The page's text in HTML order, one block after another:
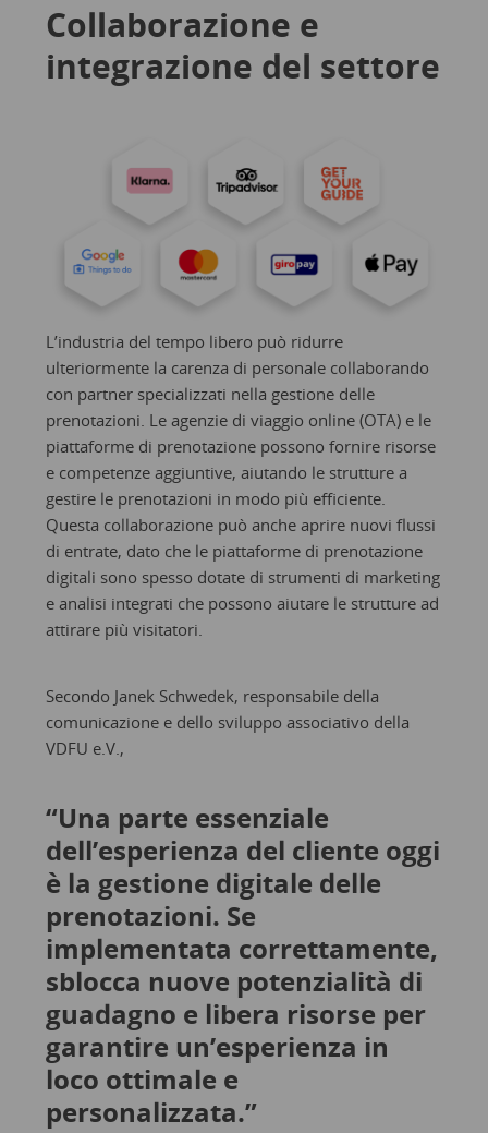
Collaborazione e
integrazione del settore
L’industria del tempo libero può ridurre
ulteriormente la carenza di personale collaborando
con partner specializzati nella gestione delle
prenotazioni. Le agenzie di viaggio online (OTA) e le
piattaforme di prenotazione possono fornire risorse
e competenze aggiuntive, aiutando le strutture a
gestire le prenotazioni in modo più efficiente.
Questa collaborazione può anche aprire nuovi flussi
di entrate, dato che le piattaforme di prenotazione
digitali sono spesso dotate di strumenti di marketing
e analisi integrati che possono aiutare le strutture ad
attirare più visitatori.
Secondo Janek Schwedek, responsabile della
comunicazione e dello sviluppo associativo della
VDFU e.V.,
“Una parte essenziale
dell’esperienza del cliente oggi
è la gestione digitale delle
prenotazioni. Se
implementata correttamente,
sblocca nuove potenzialità di
guadagno e libera risorse per
garantire un’esperienza in
loco ottimale e
personalizzata.”